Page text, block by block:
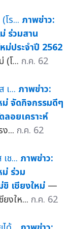
ภาพข่าว:
ร่วมสาน
ม่ประจำปี 2562
(โ... ก.ค. 62
ภาพข่าว:
ม่ จัดกิจกรรมดีๆ
ลอยเคราะห์
... ก.ค. 62
ภาพข่าว:
ร่วม
เชียงใหม่ —
งให... ก.ค. 62